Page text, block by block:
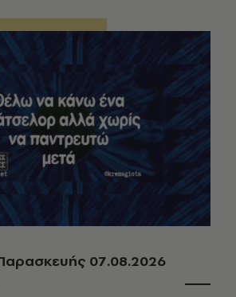
07.08.2026